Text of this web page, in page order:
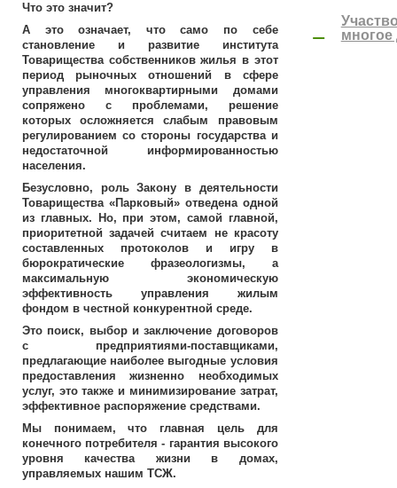
Что это значит?
А это означает, что само по себе
становление и развитие института
Товарищества собственников жилья в этот
период рыночных отношений в сфере
управления многоквартирными домами
сопряжено с проблемами, решение
которых осложняется слабым правовым
регулированием со стороны государства и
недостаточной информированностью
населения.
Безусловно, роль Закону в деятельности
Товарищества «Парковый» отведена одной
из главных. Но, при этом, самой главной,
приоритетной задачей считаем не красоту
составленных протоколов и игру в
бюрократические фразеологизмы, а
максимальную экономическую
эффективность управления жилым
фондом в честной конкурентной среде.
Это поиск, выбор и заключение договоров
с предприятиями-поставщиками,
предлагающие наиболее выгодные условия
предоставления жизненно необходимых
услуг, это также и минимизирование затрат,
эффективное распоряжение средствами.
Мы понимаем, что главная цель для
конечного потребителя - гарантия высокого
уровня качества жизни в домах,
управляемых нашим ТСЖ.
многое